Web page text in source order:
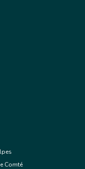
Comté